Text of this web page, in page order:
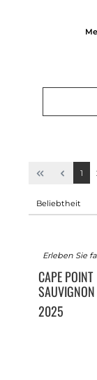
1
Erleben Sie
CAPE POINT
2025